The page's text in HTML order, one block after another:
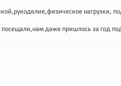
нагрузки,
даже пришлось за год